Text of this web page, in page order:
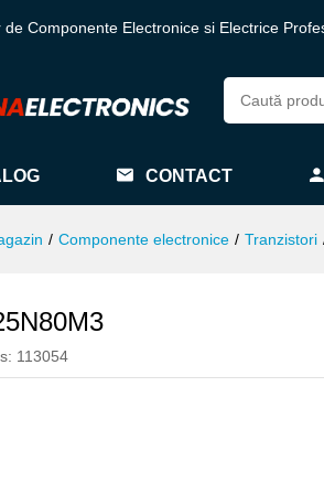
de Componente Electronice si Electrice
CONTACT
/ Componente electronice / Tranzistori
113054